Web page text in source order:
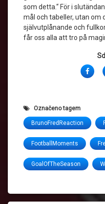
som detta.“ För i
mål och tabeller, utan om
självutplånande och
får oss alla att tro på
Označeno tagem
BrunoFredReaction
FootballMoments
GoalOfTheSeason